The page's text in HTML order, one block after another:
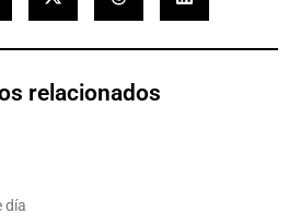
relacionados
día